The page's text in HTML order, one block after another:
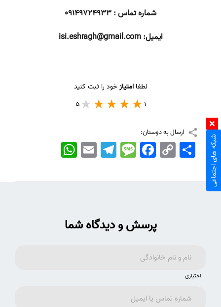
شماره تماس : 09149724933
ایمیل:isi.eshragh@gmail.com
لطفاامتیازخود را ثبت کنید
1
5
ارسال به دوستان:
WhatsApp EmailTelegramMessageFacebook Copy
Link
اشتراک
پرسش و دیدگاه شما
اختیاری
شبکه های اجتماعی